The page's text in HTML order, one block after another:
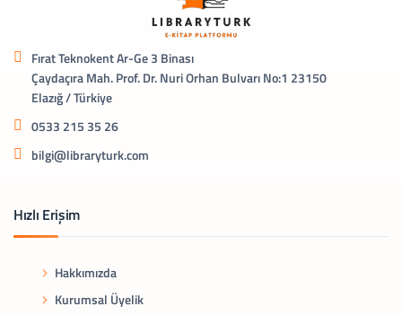
Fırat Teknokent Ar-Ge 3 Binası
Çaydaçıra Mah. Prof. Dr. Nuri Orhan Bulvarı No:1 23150
Elazığ / Türkiye
0533 215 35 26
bilgi@libraryturk.com
Hızlı Erişim
Hakkımızda
Kurumsal Üyelik